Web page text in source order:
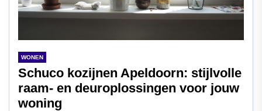
WONEN
Schuco kozijnen Apeldoorn: stijlvolle
raam‑ en deuroplossingen voor jouw
woning